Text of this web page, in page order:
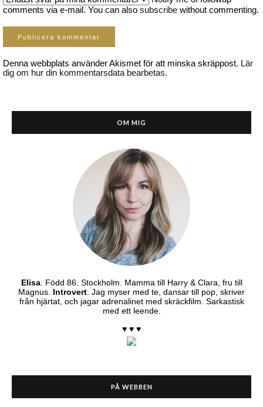
comments via e-mail. You can also subscribe without commenting.
Denna webbplats använder Akismet för att minska skräppost. Lär
dig om hur din kommentarsdata bearbetas.
OM MIG
Elisa. Född 86. Stockholm. Mamma till Harry & Clara, fru till
Magnus. Introvert . Jag myser med te, dansar till pop, skriver
från hjärtat, och jagar adrenalinet med skräckfilm. Sarkastisk
med ett leende.
♥ ♥ ♥
PÅ WEBBEN